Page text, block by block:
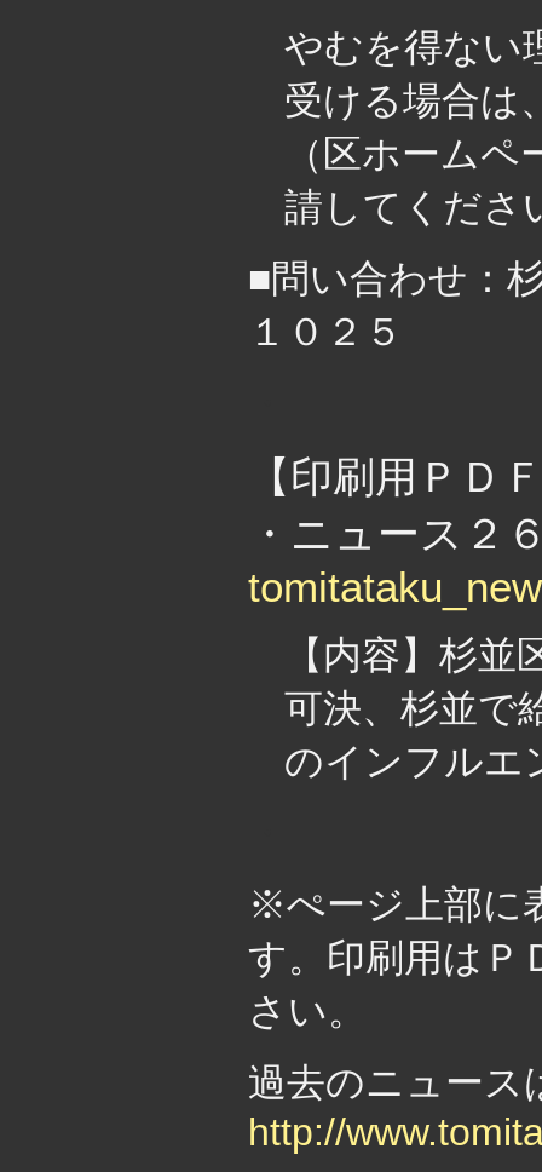
やむを得ない
受ける場合は
（区ホーム
請してくださ
■問い合わせ：
１０２５
【印刷用ＰＤ
・ニュース
【内容】杉
可決、杉並
のインフルエ
※ぺージ上部に
す。印刷用はＰ
さい。
過去のニュ
http://